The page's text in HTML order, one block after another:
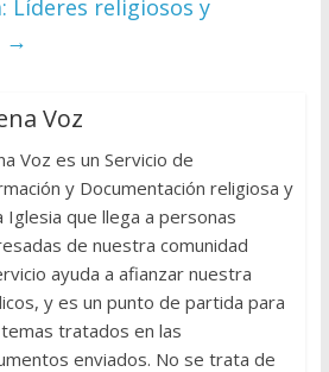
Líderes religiosos y
→
Voz
Voz es un Servicio de
y Documentación religiosa y
Iglesia que llega a personas
de nuestra comunidad
ayuda a afianzar nuestra
y es un punto de partida para
tratados en las
enviados. No se trata de